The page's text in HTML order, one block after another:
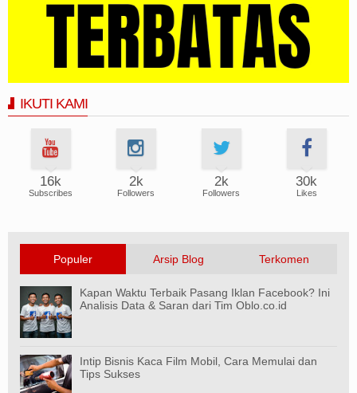
IKUTI KAMI
16k
Subscribes
2k
Followers
2k
Followers
30k
Likes
Populer Arsip Blog Terkomen
Kapan Waktu Terbaik Pasang Iklan Facebook? Ini
Analisis Data & Saran dari Tim Oblo.co.id
Intip Bisnis Kaca Film Mobil, Cara Memulai dan
Tips Sukses